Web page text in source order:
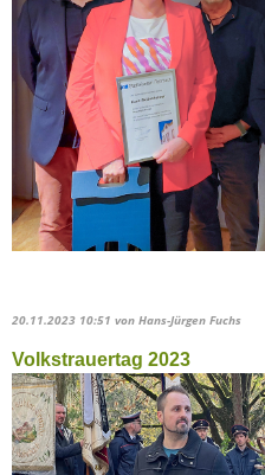
20.11.2023 10:51 von Hans-Jürgen Fuchs
Volkstrauertag 2023